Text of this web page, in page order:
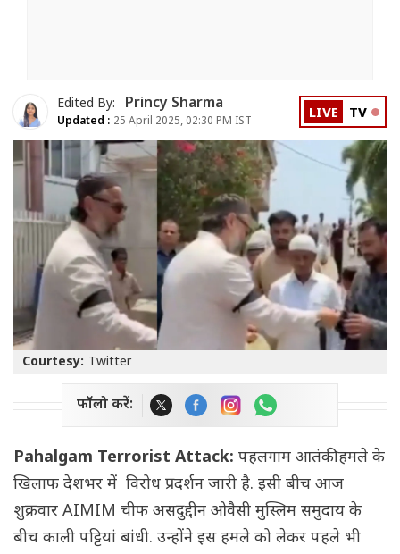
Edited By: Princy Sharma
Updated : 25 April 2025, 02:30 PM IST LIVE TV
Courtesy: Twitter
फॉलो करें:
Pahalgam Terrorist Attack: पहलगाम आतंकी हमले के
खिलाफ देशभर में विरोध प्रदर्शन जारी है. इसी बीच आज
शुक्रवार AIMIM चीफ असदुद्दीन ओवैसी मुस्लिम समुदाय के
बीच काली पट्टियां बांधी. उन्होंने इस हमले को लेकर पहले भी